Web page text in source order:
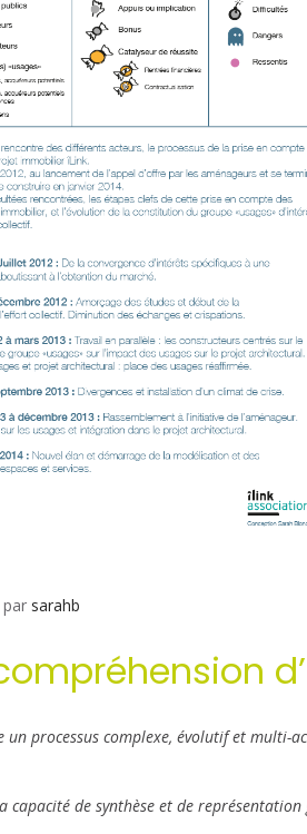
par sarahb
un processus complexe, évolutif et
capacité de synthèse et de